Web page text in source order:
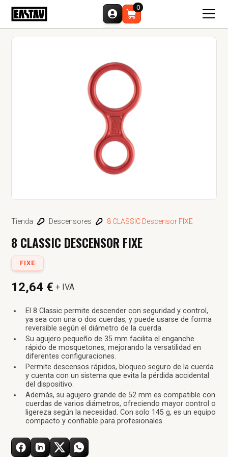
0
Tienda Descensores 8 CLASSIC Descensor FIXE
8 CLASSIC DESCENSOR FIXE
FIXE
12,64 € + IVA
El 8 Classic permite descender con seguridad y control,
ya sea con una o dos cuerdas, y puede usarse de forma
reversible según el diámetro de la cuerda.
Su agujero pequeño de 35 mm facilita el enganche
rápido de mosquetones, mejorando la versatilidad en
diferentes configuraciones.
Permite descensos rápidos, bloqueo seguro de la cuerda
y cuenta con un sistema que evita la pérdida accidental
del dispositivo.
Además, su agujero grande de 52 mm es compatible con
cuerdas de varios diámetros, ofreciendo mayor control o
ligereza según la necesidad. Con solo 145 g, es un equipo
compacto y confiable para profesionales.